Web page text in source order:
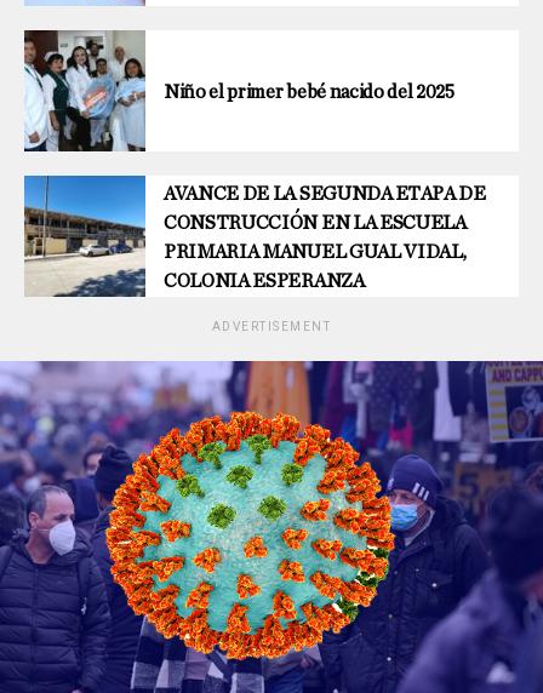
Niño el primer bebé nacido del 2025
AVANCE DE LA SEGUNDA ETAPA DE
CONSTRUCCIÓN EN LA ESCUELA
PRIMARIA MANUEL GUAL VIDAL,
COLONIA ESPERANZA
ADVERTISEMENT